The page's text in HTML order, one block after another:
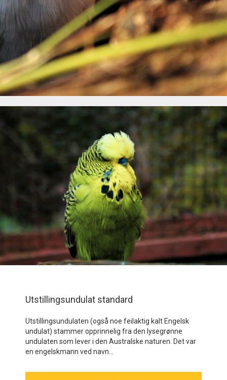
Utstillingsundulat standard
Utstillingsundulaten (også noe feilaktig kalt Engelsk
undulat) stammer opprinnelig fra den lysegrønne
undulaten som lever i den Australske naturen. Det var
en engelskmann ved navn...